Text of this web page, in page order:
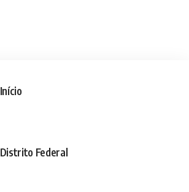
Início
Distrito Federal